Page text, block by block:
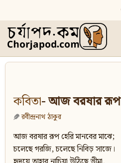
কবিতা- আজ বরষার রূপ
রবীন্দ্রনাথ ঠাকুর
আজ বরষার রূপ হেরি মানবের মাঝে;
চলেছে গরজি, চলেছে নিবিড় সাজে।